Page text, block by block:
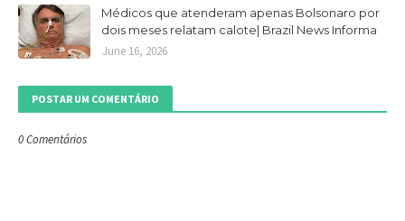
Médicos que atenderam apenas Bolsonaro por
dois meses relatam calote| Brazil News Informa
June 16, 2026
POSTAR UM COMENTÁRIO
0 Comentários